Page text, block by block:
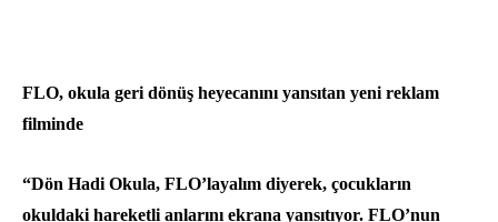
FLO, okula geri dönüş heyecanını yansıtan yeni reklam
filminde
“Dön Hadi Okula, FLO’layalım diyerek, çocukların
okuldaki hareketli anlarını ekrana yansıtıyor. FLO’nun